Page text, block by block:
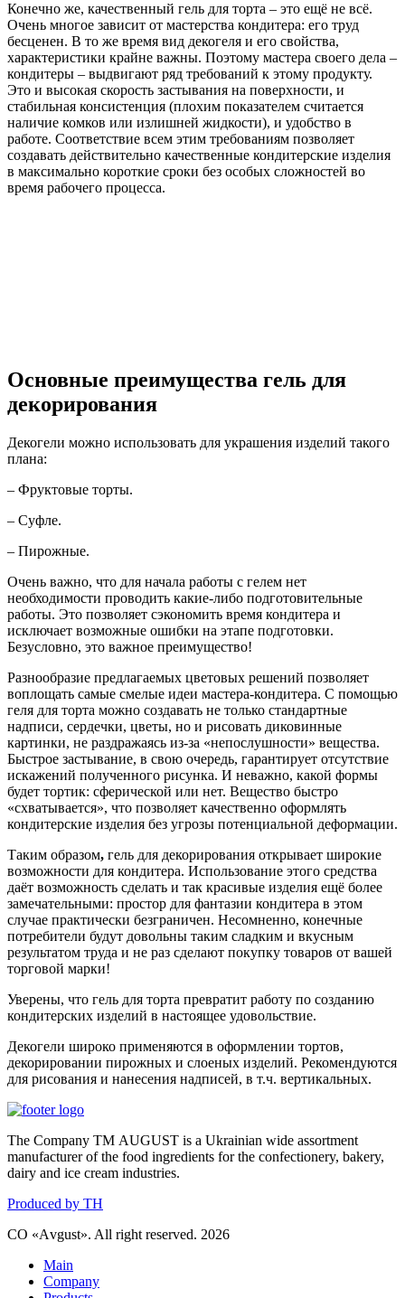
Конечно же, качественный гель для торта – это ещё не всё.
Очень многое зависит от мастерства кондитера: его труд
бесценен. В то же время вид декогеля и его свойства,
характеристики крайне важны. Поэтому мастера своего дела –
кондитеры – выдвигают ряд требований к этому продукту.
Это и высокая скорость застывания на поверхности, и
стабильная консистенция (плохим показателем считается
наличие комков или излишней жидкости), и удобство в
работе. Соответствие всем этим требованиям позволяет
создавать действительно качественные кондитерские изделия
в максимально короткие сроки без особых сложностей во
время рабочего процесса.
Основные преимущества гель для
декорирования
Декогели можно использовать для украшения изделий такого
плана:
– Фруктовые торты.
– Суфле.
– Пирожные.
Очень важно, что для начала работы с гелем нет
необходимости проводить какие-либо подготовительные
работы. Это позволяет сэкономить время кондитера и
исключает возможные ошибки на этапе подготовки.
Безусловно, это важное преимущество!
Разнообразие предлагаемых цветовых решений позволяет
воплощать самые смелые идеи мастера-кондитера. С помощью
геля для торта можно создавать не только стандартные
надписи, сердечки, цветы, но и рисовать диковинные
картинки, не раздражаясь из-за «непослушности» вещества.
Быстрое застывание, в свою очередь, гарантирует отсутствие
искажений полученного рисунка. И неважно, какой формы
будет тортик: сферической или нет. Вещество быстро
«схватывается», что позволяет качественно оформлять
кондитерские изделия без угрозы потенциальной деформации.
Таким образом, гель для декорирования открывает широкие
возможности для кондитера. Использование этого средства
даёт возможность сделать и так красивые изделия ещё более
замечательными: простор для фантазии кондитера в этом
случае практически безграничен. Несомненно, конечные
потребители будут довольны таким сладким и вкусным
результатом труда и не раз сделают покупку товаров от вашей
торговой марки!
Уверены, что гель для торта превратит работу по созданию
кондитерских изделий в настоящее удовольствие.
Декогели широко применяются в оформлении тортов,
декорировании пирожных и слоеных изделий. Рекомендуются
для рисования и нанесения надписей, в т.ч. вертикальных.
The Company ТМ AUGUST is a Ukrainian wide assortment
manufacturer of the food ingredients for the confectionery, bakery,
dairy and ice cream industries.
Produced by TH
CO «Аvgust». All right reserved. 2026
Main
Company